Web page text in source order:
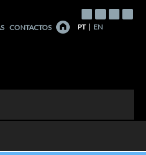
CONTACTOS PT EN